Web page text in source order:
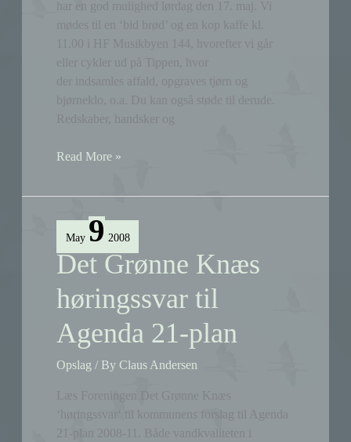
mødes til en ‘bid brød’ og en kop kaffe kl.
11.00 i HF Musikbyen 144, hvorefter vi går
der indsamles affald, opgraves tjørn og
bjørneklo, o.a. Du kan også støde til derude.
Redskaber, handsker og
Husk
på
Read More »
May 9 2008
Det Grønne Knæs
høringssvar til
Agenda 21-plan
Opslag / ByClaus Andersen
Læs Foreningen Det Grønne Knæs
‘høringssvar‘ til kommunens forslag til Agenda
21-plan 2008-11. Både vandkvaliteten i